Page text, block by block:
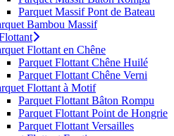
Parquet Massif Pont de Bateau
Bambou Massif
Flottant en Chêne
Parquet Flottant Chêne Huilé
Parquet Flottant Chêne Verni
Flottant à Motif
Parquet Flottant Bâton Rompu
Parquet Flottant Point de Hongrie
Parquet Flottant Versailles